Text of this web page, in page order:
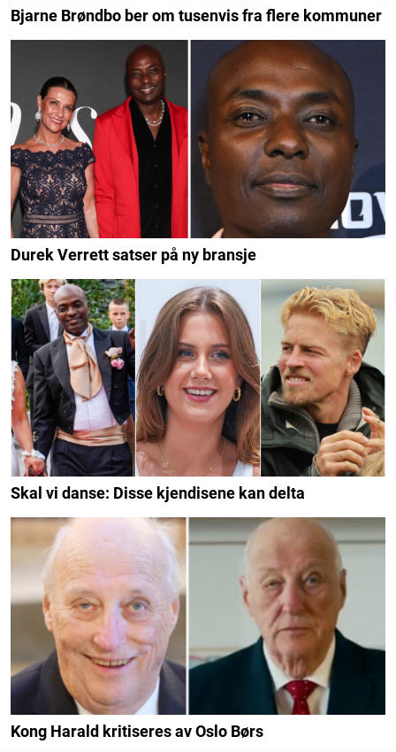
Bjarne Brøndbo ber om tusenvis fra flere kommuner
Durek Verrett satser på ny bransje
Skal vi danse: Disse kjendisene kan delta
Kong Harald kritiseres av Oslo Børs